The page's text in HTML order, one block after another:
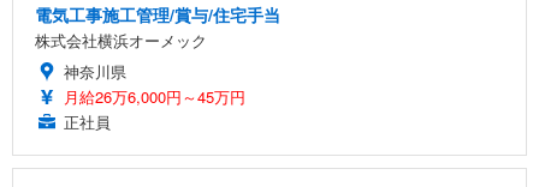
電気工事施工管理/賞与/住宅手当
株式会社横浜オーメック
神奈川県
月給26万6,000円～45万円
正社員